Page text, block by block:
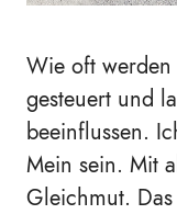
Wie oft werden
gesteuert und
beeinflussen.
Mein sein. Mit
Gleichmut.